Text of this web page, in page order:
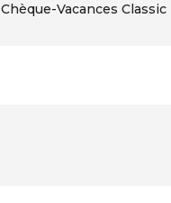
Chèque-Vacances Classic